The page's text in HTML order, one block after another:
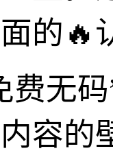
的🔥
费无
容的